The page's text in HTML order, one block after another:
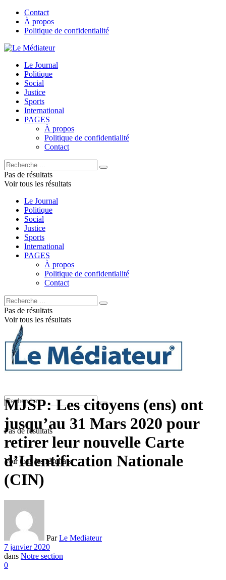
Contact
À propos
Politique de confidentialité
Le Journal
Politique
Social
Justice
Sports
International
PAGES
À propos
Politique de confidentialité
Contact
Pas de résultats
Voir tous les résultats
Le Journal
Politique
Social
Justice
Sports
International
PAGES
À propos
Politique de confidentialité
Contact
Pas de résultats
Voir tous les résultats
Pas de résultats
Voir tous les résultats
MJSP: Les citoyens (ens) ont
jusqu’au 31 Mars 2020 pour
retirer leur nouvelle Carte
d’Identification Nationale
(CIN)
Par Le Mediateur
7 janvier 2020
dans Notre section
0